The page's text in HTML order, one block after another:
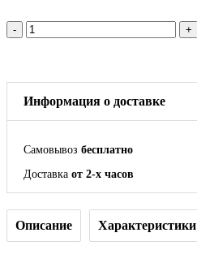
Информация о доставке
Самовывоз бесплатно
Доставка от 2-х часов
Описание Характеристики